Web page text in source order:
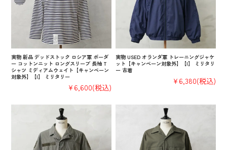
実物 新品 デッドストック ロシア軍 ボーダ
ー コットンニット ロングスリーブ 長袖 T
シャツ ミディアムウェイト【キャンペーン
対象外】【I】 ミリタリー
¥6,600(税込)
実物 USED オランダ軍 トレーニングジャケ
ット【キャンペーン対象外】【I】 ミリタリ
ー 古着
¥6,380(税込)